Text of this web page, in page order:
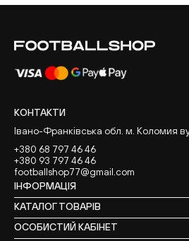
КОНТАКТИ
Івано-Франківська обл. м. Коломия
+380 68 797 46 46
+380 93 797 46 46
footballshop77@gmail.com
ІНФОРМАЦІЯ
КАТАЛОГ ТОВАРІВ
ОСОБИСТИЙ КАБІНЕТ